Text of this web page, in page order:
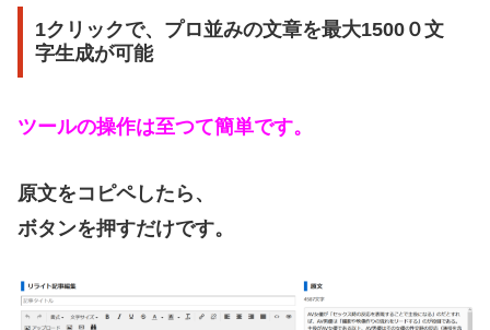
1クリックで、プロ並みの文章を最大1500０文
字生成が可能
ツールの操作は至つて簡単です。
原文をコピペしたら、
ボタンを押すだけです。